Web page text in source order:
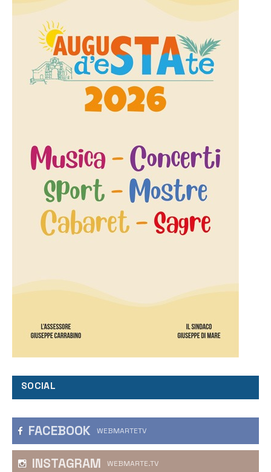
SOCIAL
FACEBOOK WEBMARTETV
INSTAGRAM WEBMARTE.TV